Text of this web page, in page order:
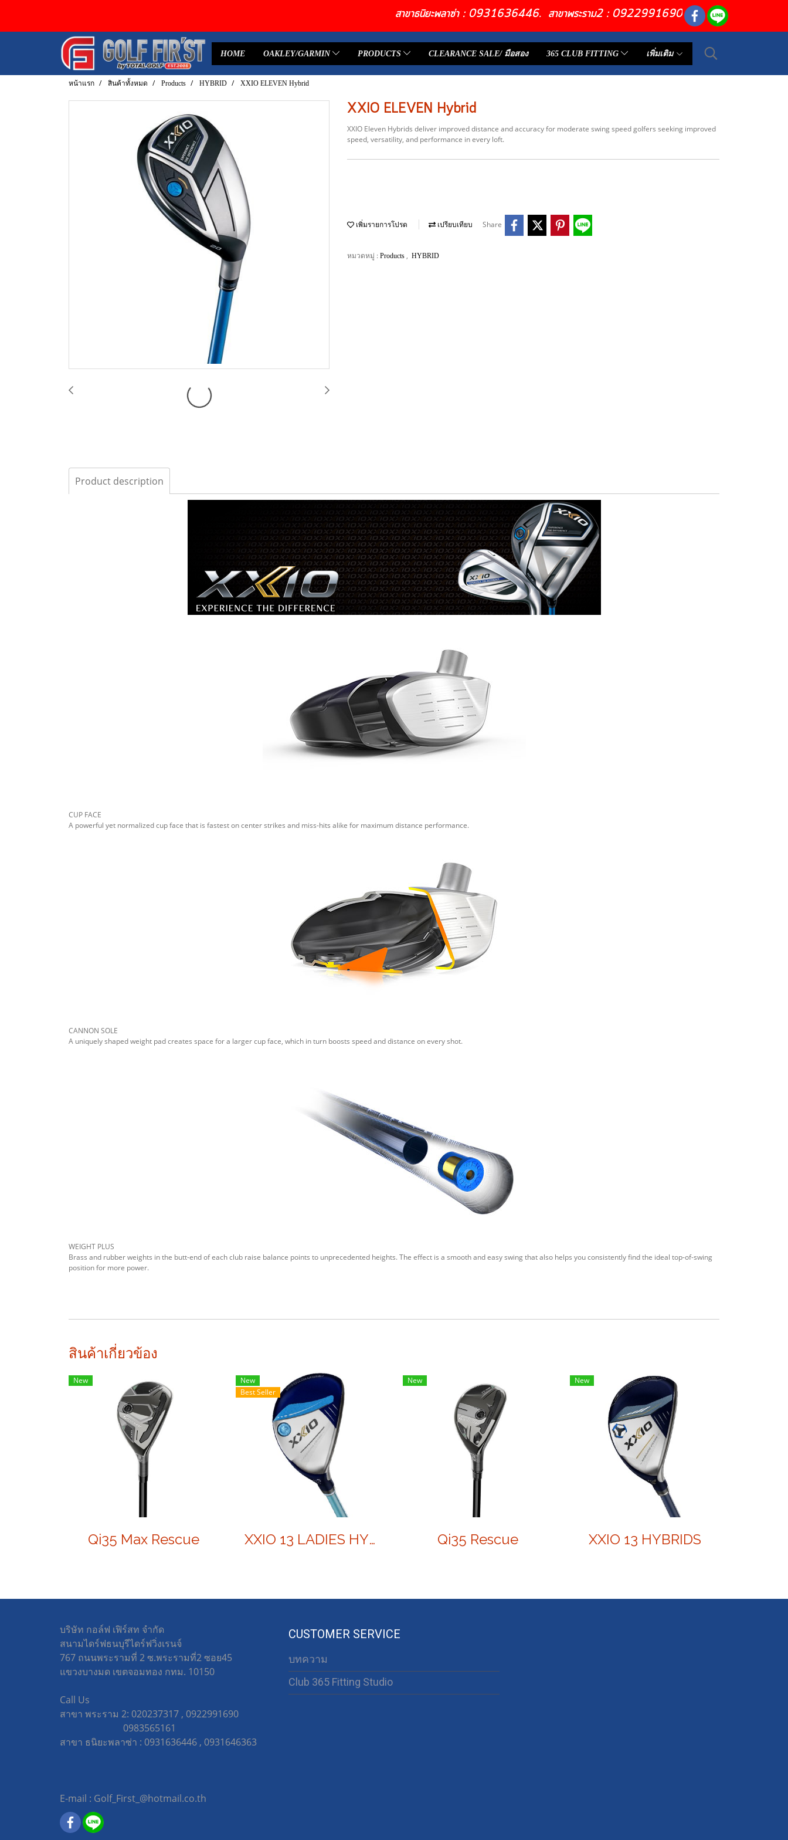
สาขาธนิยะพลาซ่า : 0931636446. สาขาพระราม2 : 0922991690
HOME OAKLEY/GARMIN PRODUCTS CLEARANCE SALE/ มือสอง 365 CLUB FITTING เพิ่มเติม
หน้าแรก สินค้าทั้งหมด Products HYBRID XXIO ELEVEN Hybrid
XXIO ELEVEN Hybrid
XXIO Eleven Hybrids deliver improved distance and accuracy for moderate swing speed golfers seeking improved
speed, versatility, and performance in every loft.
เพิ่มรายการโปรด เปรียบเทียบ Share
หมวดหมู่ : Products , HYBRID
Product description
CUP FACE
A powerful yet normalized cup face that is fastest on center strikes and miss-hits alike for maximum distance performance.
CANNON SOLE
A uniquely shaped weight pad creates space for a larger cup face, which in turn boosts speed and distance on every shot.
WEIGHT PLUS
Brass and rubber weights in the butt-end of each club raise balance points to unprecedented heights. The effect is a smooth and easy swing that also helps you consistently find the ideal top-of-swing
position for more power.
สินค้าเกี่ยวข้อง
New
Qi35 Max Rescue
New
Best Seller
XXIO 13 LADIES HYBRIDS
New
Qi35 Rescue
New
XXIO 13 HYBRIDS
บริษัท กอล์ฟ เฟิร์สท จำกัด
สนามไดร์ฟธนบุรีไดร์ฟวิ่งเรนจ์
767 ถนนพระรามที่ 2 ซ.พระรามที่2 ซอย45
แขวงบางมด เขตจอมทอง กทม. 10150
Call Us
สาขา พระราม 2: 020237317 , 0922991690
0983565161
สาขา ธนิยะพลาซ่า : 0931636446 , 0931646363
E-mail : Golf_First_@hotmail.co.th
CUSTOMER SERVICE
บทความ
Club 365 Fitting Studio